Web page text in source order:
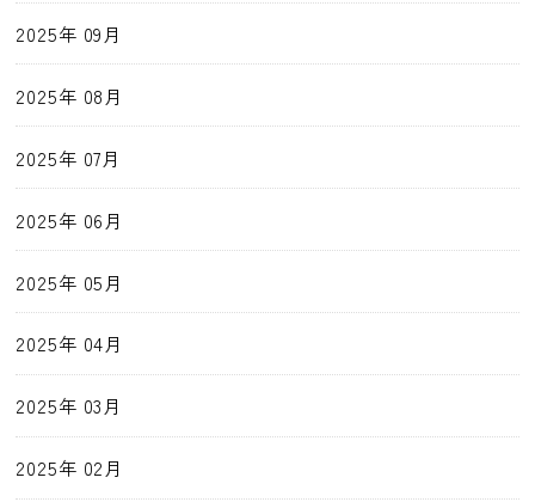
2025年 09月
2025年 08月
2025年 07月
2025年 06月
2025年 05月
2025年 04月
2025年 03月
2025年 02月